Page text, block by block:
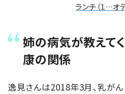
ランチ（1…オ
姉の病気が教えて
康の関係
逸見さんは2018年3月、乳が